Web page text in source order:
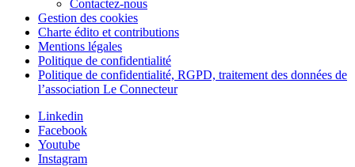
Contactez-nous
Gestion des cookies
Charte édito et contributions
Mentions légales
Politique de confidentialité
Politique de confidentialité, RGPD, traitement des données de
l’association Le Connecteur
Linkedin
Facebook
Youtube
Instagram